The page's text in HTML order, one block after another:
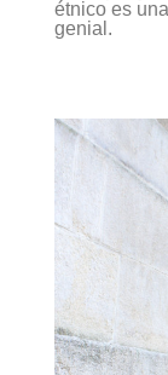
étnico es
genial.